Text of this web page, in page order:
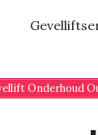
Onderhoud